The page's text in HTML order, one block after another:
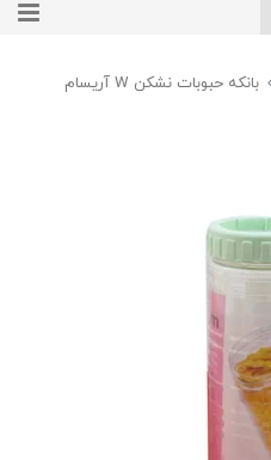
بانکه حبوبات نشکن W آریسام